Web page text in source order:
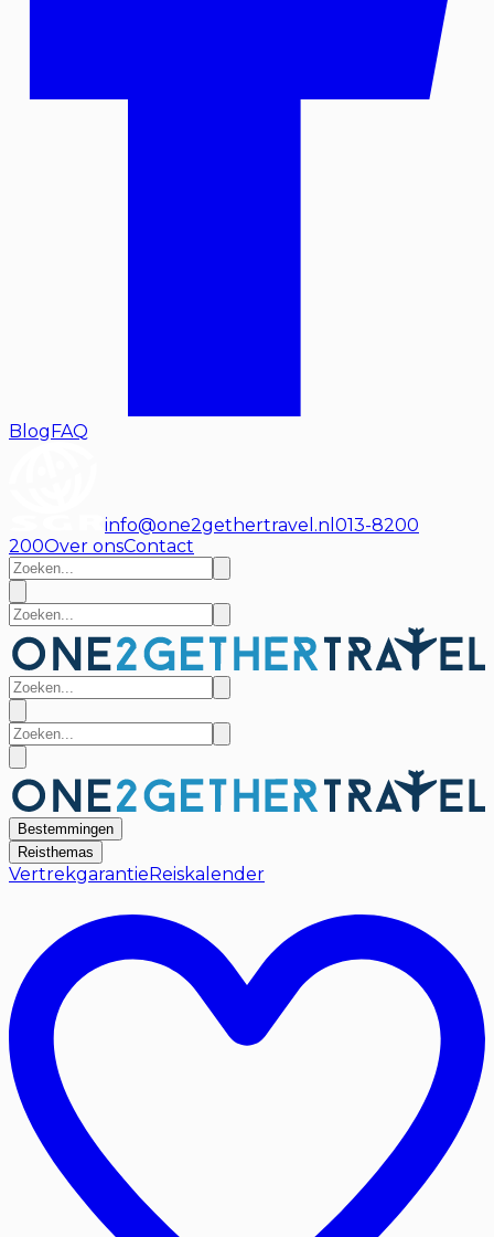
BlogFAQ
info@one2gethertravel.nl 013-8200
200Over onsContact
Bestemmingen
Reisthemas
Vertrekgarantie Reiskalender